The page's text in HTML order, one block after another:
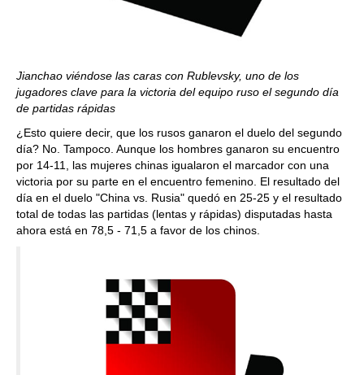
Jianchao viéndose las caras con Rublevsky, uno de los
jugadores clave para la victoria del equipo ruso el segundo día
de partidas rápidas
¿Esto quiere decir, que los rusos ganaron el duelo del segundo
día? No. Tampoco. Aunque los hombres ganaron su encuentro
por 14-11, las mujeres chinas igualaron el marcador con una
victoria por su parte en el encuentro femenino. El resultado del
día en el duelo "China vs. Rusia" quedó en 25-25 y el resultado
total de todas las partidas (lentas y rápidas) disputadas hasta
ahora está en 78,5 - 71,5 a favor de los chinos.